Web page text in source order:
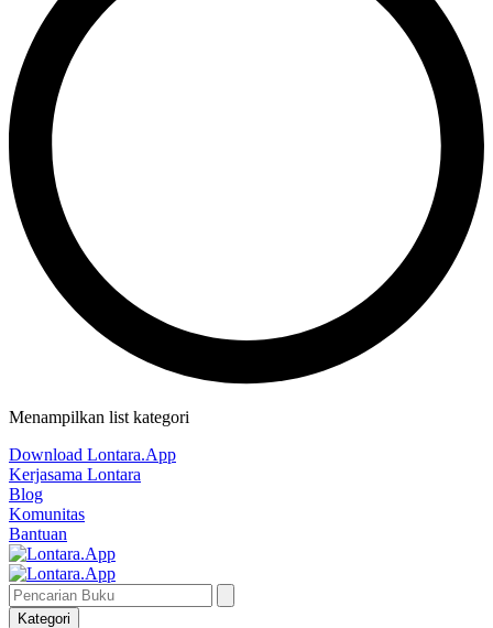
Menampilkan list kategori
Download Lontara.App
Kerjasama Lontara
Blog
Komunitas
Bantuan
Kategori